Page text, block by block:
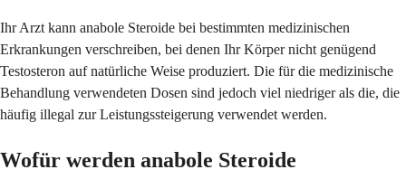
Ihr Arzt kann anabole Steroide bei bestimmten medizinischen
Erkrankungen verschreiben, bei denen Ihr Körper nicht genügend
Testosteron auf natürliche Weise produziert. Die für die medizinische
Behandlung verwendeten Dosen sind jedoch viel niedriger als die, die
häufig illegal zur Leistungssteigerung verwendet werden.
Wofür werden anabole Steroide